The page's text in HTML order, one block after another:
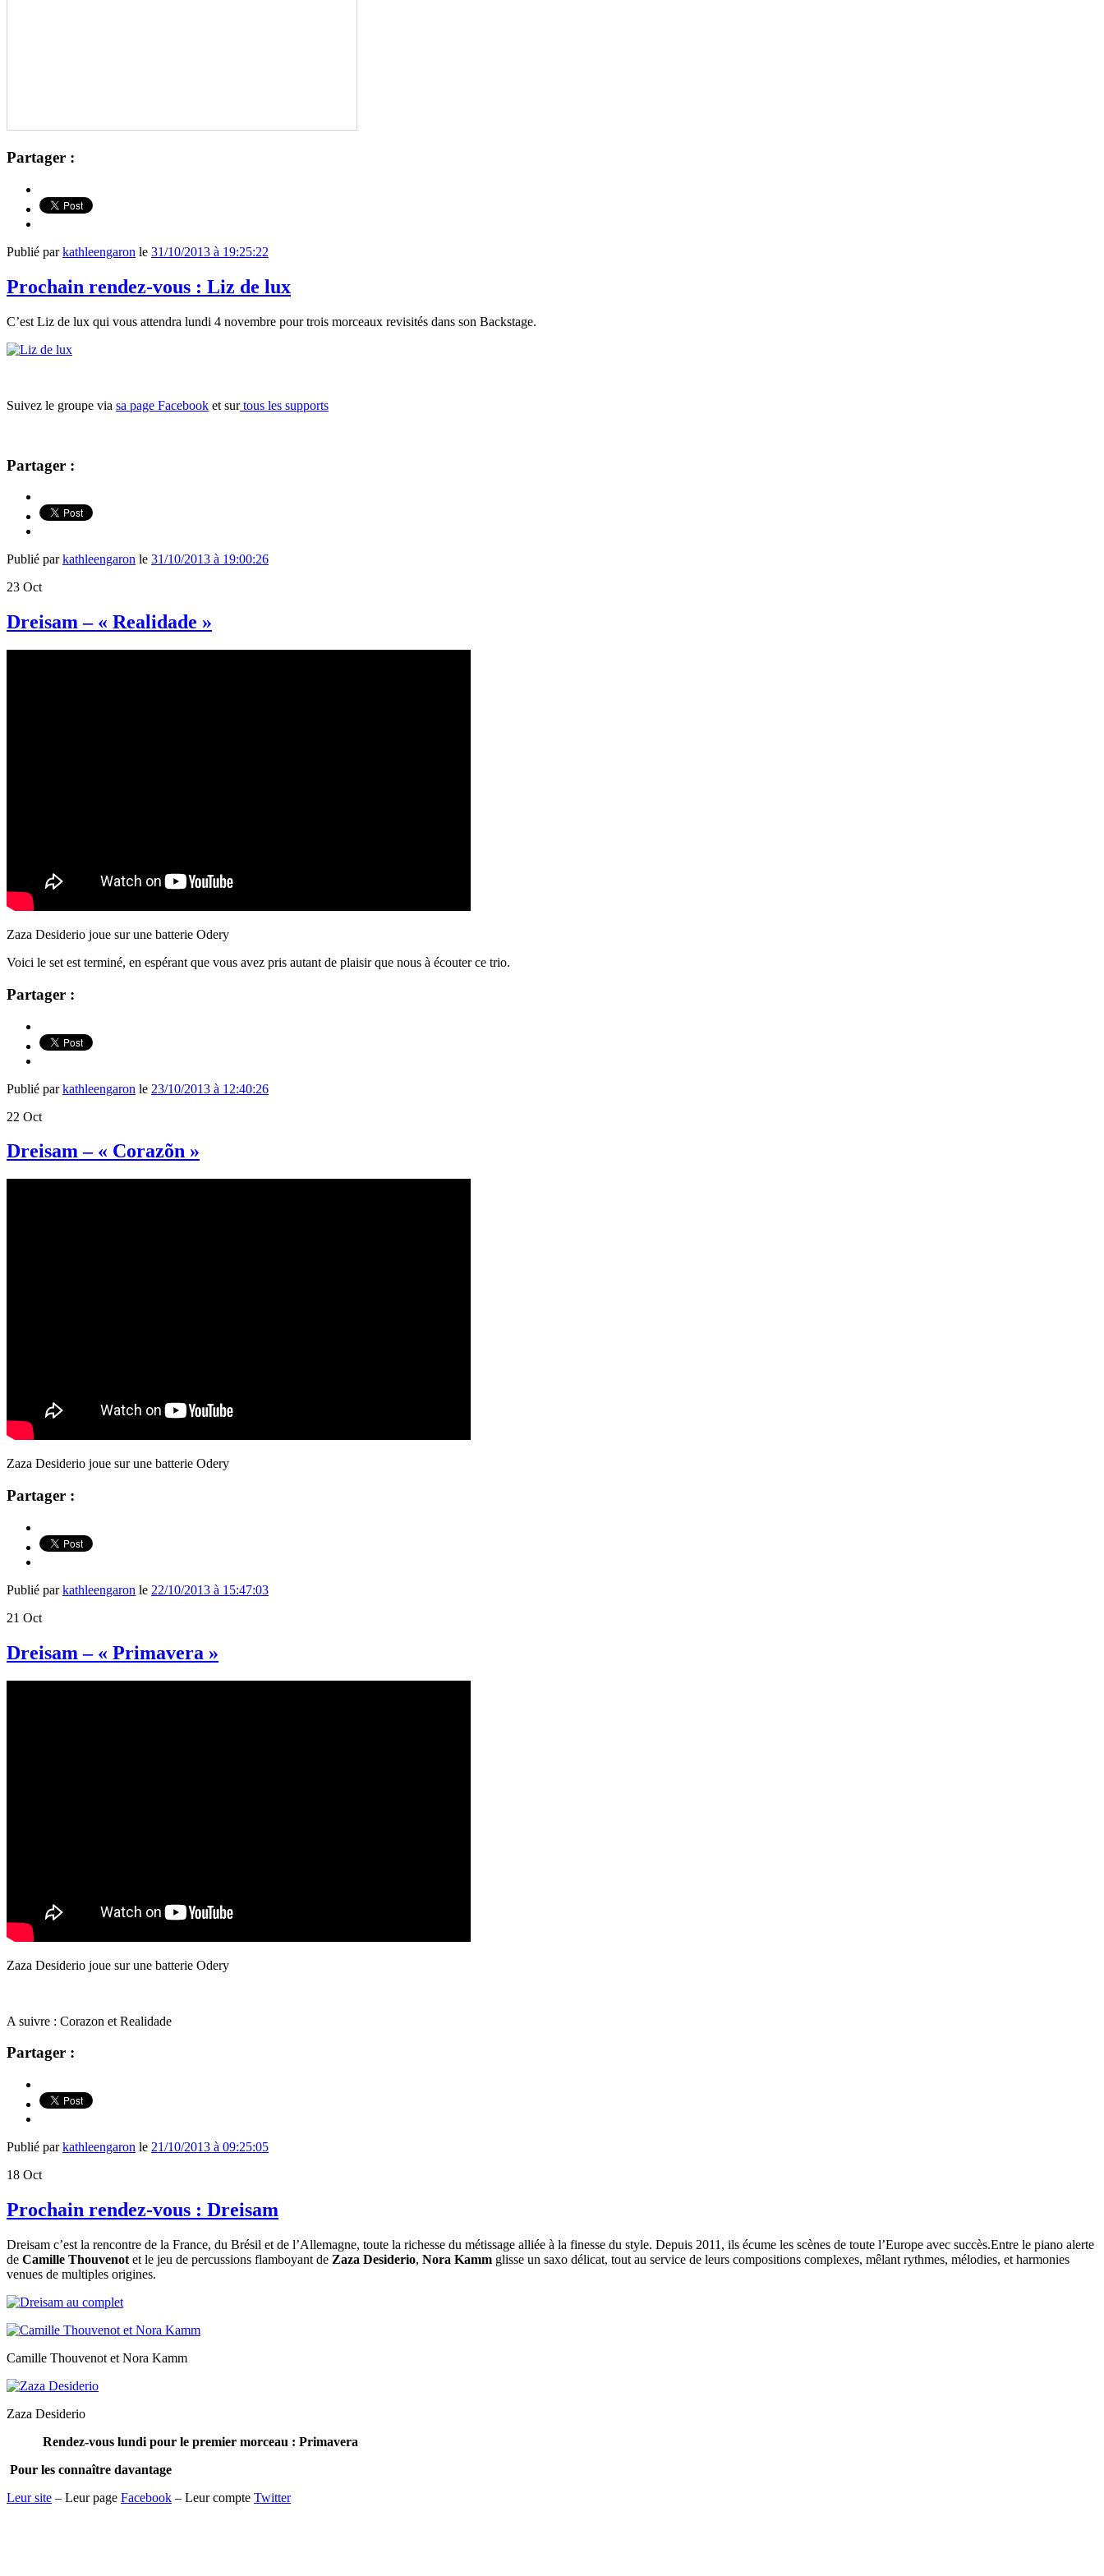
Partager :
Publié parkathleengaron le 31/10/2013 à 19:25:22
Prochain rendez-vous : Liz de lux
C’est Liz de lux qui vous attendra lundi 4 novembre pour trois morceaux revisités dans son Backstage.
Suivez le groupe via sa page Facebook et surtous les supports
Partager :
Publié parkathleengaron le 31/10/2013 à 19:00:26
23 Oct
Dreisam – « Realidade »
Zaza Desiderio joue sur une batterie Odery
Voici le set est terminé, en espérant que vous avez pris autant de plaisir que nous à écouter ce trio.
Partager :
Publié parkathleengaron le 23/10/2013 à 12:40:26
22 Oct
Dreisam – « Corazõn »
Zaza Desiderio joue sur une batterie Odery
Partager :
Publié parkathleengaron le 22/10/2013 à 15:47:03
21 Oct
Dreisam – « Primavera »
Zaza Desiderio joue sur une batterie Odery
A suivre : Corazon et Realidade
Partager :
Publié parkathleengaron le 21/10/2013 à 09:25:05
18 Oct
Prochain rendez-vous : Dreisam
Dreisam c’est la rencontre de la France, du Brésil et de l’Allemagne, toute la richesse du métissage alliée à la finesse du style. Depuis 2011, ils écume les scènes de toute l’Europe avec succès.Entre le piano alerte
de Camille Thouvenot et le jeu de percussions flamboyant de Zaza Desiderio, Nora Kamm glisse un saxo délicat, tout au service de leurs compositions complexes, mêlant rythmes, mélodies, et harmonies
venues de multiples origines.
Camille Thouvenot et Nora Kamm
Zaza Desiderio
Rendez-vous lundi pour le premier morceau : Primavera
Pour les connaître davantage
Leur site – Leur page Facebook – Leur compte Twitter